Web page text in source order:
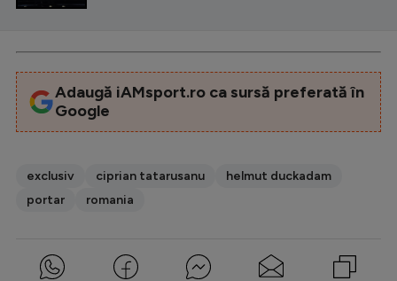
Adaugă iAMsport.ro ca sursă preferată în
Google
exclusiv ciprian tatarusanu
helmut duckadam
portar
romania